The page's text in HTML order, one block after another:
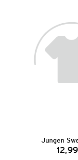
Jungen